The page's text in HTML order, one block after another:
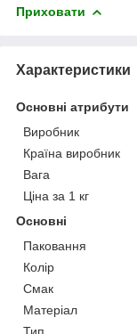
Приховати
Характеристики
Основні атрибути
Виробник
Країна виробник
Вага
Ціна за 1 кг
Основні
Паковання
Колір
Смак
Матеріал
Тип